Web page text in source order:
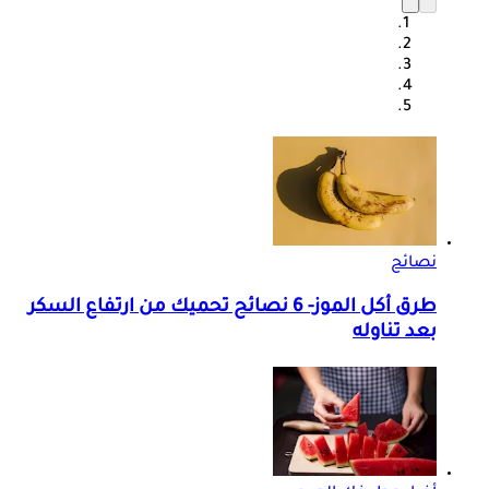
نصائح
طرق أكل الموز- 6 نصائح تحميك من ارتفاع السكر
بعد تناوله